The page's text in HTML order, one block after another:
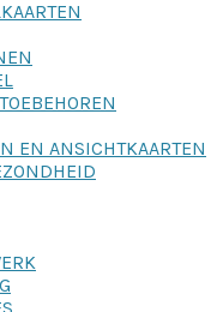
EN ANSICHTKAARTEN